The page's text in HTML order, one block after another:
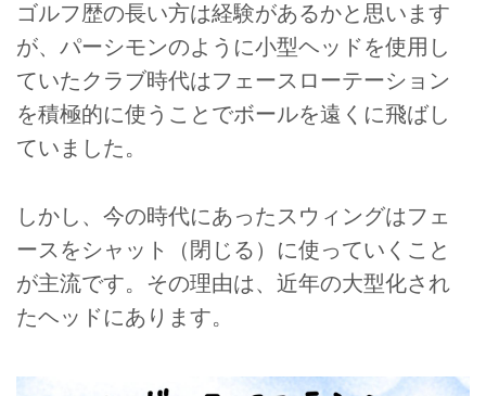
ゴルフ歴の長い方は経験があるかと思います
が、パーシモンのように小型ヘッドを使用し
ていたクラブ時代はフェースローテーション
を積極的に使うことでボールを遠くに飛ばし
ていました。
しかし、今の時代にあったスウィングはフェ
ースをシャット（閉じる）に使っていくこと
が主流です。その理由は、近年の大型化され
たヘッドにあります。